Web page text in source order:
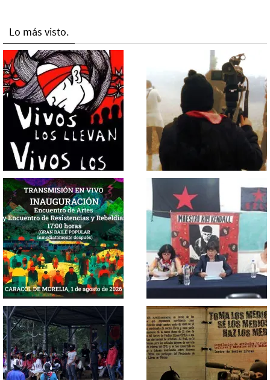
Lo más visto.